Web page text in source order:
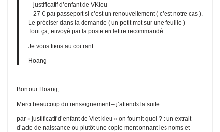
– justificatif d’enfant de VKieu
– 27 € par passeport si c’est un renouvellement ( c’est notre cas ).
Le préciser dans la demande ( un petit mot sur une feuille )
Tout ça, envoyé par la poste en lettre recommandé.
Je vous tiens au courant
Hoang
Bonjour Hoang,
Merci beaucoup du renseignement – j’attends la suite….
par « justificatif d’enfant de Viet kieu » on fournit quoi ? : un extrait
d’acte de naissance ou plutôt une copie mentionnant les noms et